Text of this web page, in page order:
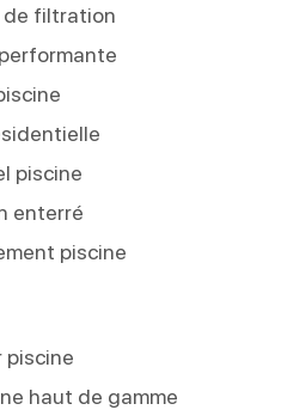
de filtration
piscine
enterré
piscine
piscine
haut de gamme